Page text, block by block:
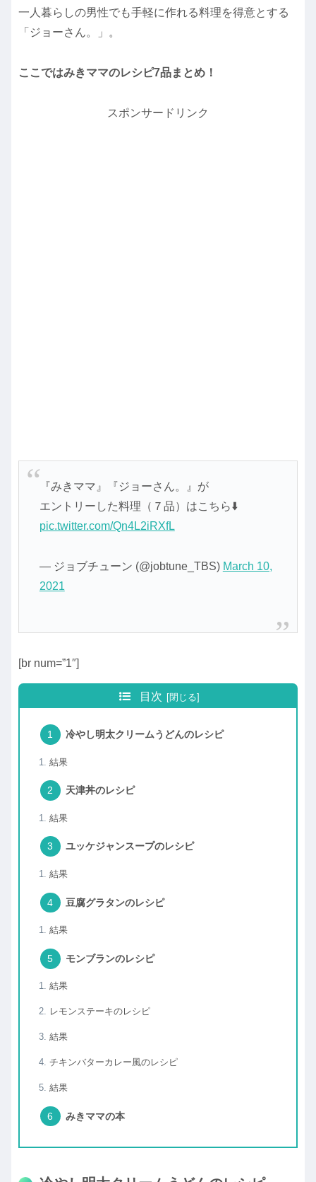
一人暮らしの男性でも手軽に作れる料理を得意とする
「ジョーさん。」。
ここではみきママのレシピ7品まとめ！
スポンサードリンク
『みきママ』『ジョーさん。』が
エントリーした料理（７品）はこちら⬇️
pic.twitter.com/Qn4L2iRXfL
— ジョブチューン (@jobtune_TBS) March 10,
2021
[br num=”1″]
目次
冷やし明太クリームうどんのレシピ
結果
天津丼のレシピ
結果
ユッケジャンスープのレシピ
結果
豆腐グラタンのレシピ
結果
モンブランのレシピ
結果
レモンステーキのレシピ
結果
チキンバターカレー風のレシピ
結果
みきママの本